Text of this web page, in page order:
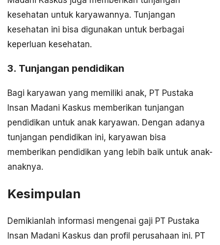
kesehatan untuk karyawannya. Tunjangan
kesehatan ini bisa digunakan untuk berbagai
keperluan kesehatan.
3. Tunjangan pendidikan
Bagi karyawan yang memiliki anak, PT Pustaka
Insan Madani Kaskus memberikan tunjangan
pendidikan untuk anak karyawan. Dengan adanya
tunjangan pendidikan ini, karyawan bisa
memberikan pendidikan yang lebih baik untuk anak-
anaknya.
Kesimpulan
Demikianlah informasi mengenai gaji PT Pustaka
Insan Madani Kaskus dan profil perusahaan ini. PT